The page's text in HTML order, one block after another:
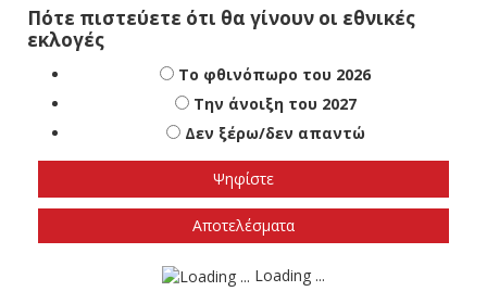
Πότε πιστεύετε ότι θα γίνουν οι εθνικές
εκλογές
Το φθινόπωρο του 2026
Την άνοιξη του 2027
Δεν ξέρω/δεν απαντώ